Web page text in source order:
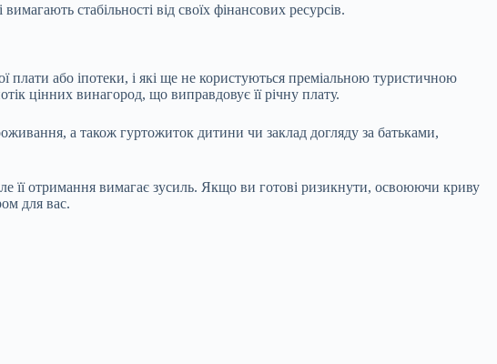
стабільності від своїх фінансових ресурсів.
плати або іпотеки, і які ще не користуються преміальною туристичною
цінних винагород, що виправдовує її річну плату.
а також гуртожиток дитини чи заклад догляду за батьками,
її отримання вимагає зусиль. Якщо ви готові ризикнути, освоюючи криву
для вас.